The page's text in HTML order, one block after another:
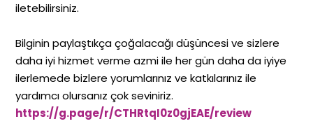
iletebilirsiniz.
Bilginin paylaştıkça çoğalacağı düşüncesi ve sizlere
daha iyi hizmet verme azmi ile her gün daha da iyiye
ilerlemede bizlere yorumlarınız ve katkılarınız ile
yardımcı olursanız çok seviniriz.
https://g.page/r/CTHRtqI0z0gjEAE/review